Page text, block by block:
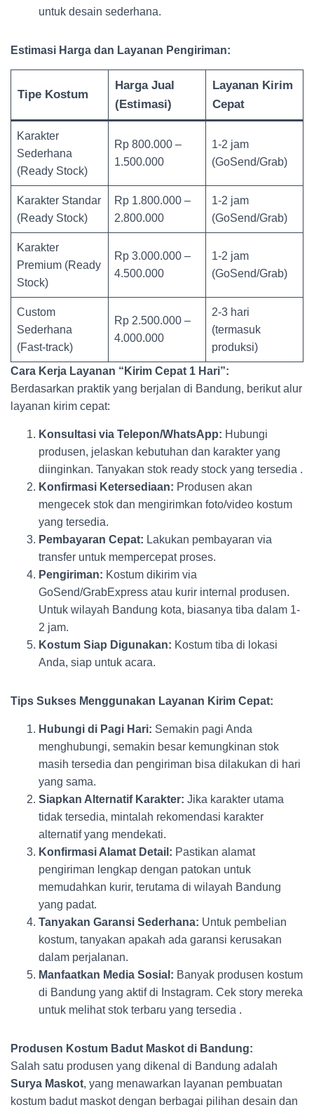
untuk desain sederhana.
Estimasi Harga dan Layanan Pengiriman:
Tipe Kostum
Harga Jual
(Estimasi)
Layanan Kirim
Cepat
Karakter
Sederhana
(Ready Stock)
Rp 800.000 –
1.500.000
1-2 jam
(GoSend/Grab)
Karakter Standar
(Ready Stock)
Rp 1.800.000 –
2.800.000
1-2 jam
(GoSend/Grab)
Karakter
Premium (Ready
Stock)
Rp 3.000.000 –
4.500.000
1-2 jam
(GoSend/Grab)
Custom
Sederhana
(Fast-track)
Rp 2.500.000 –
4.000.000
2-3 hari
(termasuk
produksi)
Cara Kerja Layanan “Kirim Cepat 1 Hari”:
Berdasarkan praktik yang berjalan di Bandung, berikut alur
layanan kirim cepat:
Konsultasi via Telepon/WhatsApp: Hubungi
produsen, jelaskan kebutuhan dan karakter yang
diinginkan. Tanyakan stok ready stock yang tersedia .
Konfirmasi Ketersediaan: Produsen akan
mengecek stok dan mengirimkan foto/video kostum
yang tersedia.
Pembayaran Cepat: Lakukan pembayaran via
transfer untuk mempercepat proses.
Pengiriman: Kostum dikirim via
GoSend/GrabExpress atau kurir internal produsen.
Untuk wilayah Bandung kota, biasanya tiba dalam 1-
2 jam.
Kostum Siap Digunakan: Kostum tiba di lokasi
Anda, siap untuk acara.
Tips Sukses Menggunakan Layanan Kirim Cepat:
Hubungi di Pagi Hari: Semakin pagi Anda
menghubungi, semakin besar kemungkinan stok
masih tersedia dan pengiriman bisa dilakukan di hari
yang sama.
Siapkan Alternatif Karakter: Jika karakter utama
tidak tersedia, mintalah rekomendasi karakter
alternatif yang mendekati.
Konfirmasi Alamat Detail: Pastikan alamat
pengiriman lengkap dengan patokan untuk
memudahkan kurir, terutama di wilayah Bandung
yang padat.
Tanyakan Garansi Sederhana: Untuk pembelian
kostum, tanyakan apakah ada garansi kerusakan
dalam perjalanan.
Manfaatkan Media Sosial: Banyak produsen kostum
di Bandung yang aktif di Instagram. Cek story mereka
untuk melihat stok terbaru yang tersedia .
Produsen Kostum Badut Maskot di Bandung:
Salah satu produsen yang dikenal di Bandung adalah
Surya Maskot, yang menawarkan layanan pembuatan
kostum badut maskot dengan berbagai pilihan desain dan